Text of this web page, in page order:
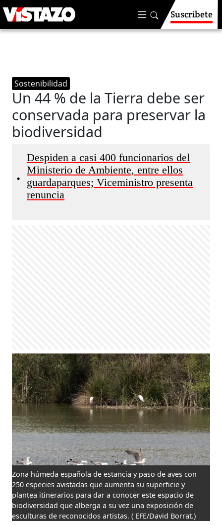
Suscríbete
Sostenibilidad
Un 44 % de la Tierra debe ser
conservada para preservar la
biodiversidad
•
Despiden a casi 400 funcionarios del
Ministerio de Ambiente, entre ellos
guardaparques; Viceministro presenta
renuncia
Zona húmeda española de estancia y paso de aves con
250 especies avistadas que aumenta su superficie y
plantea itinerarios para dar a conocer este espacio de
biodiversidad que alberga a su vez una exposición de
esculturas de reconocidos artistas.( EFE/David Borrat.)